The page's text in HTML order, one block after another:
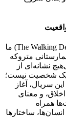
نخستین تصویر از سریال «مردگان متحرک» (The Walking Dead) ما
متروکه
نشانه‌ای از
یک شخصیت نیست؛
سریال، آغاز
و معنای
همراه
ساختارها